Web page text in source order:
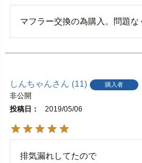
マフラー交換の為購入。問題な
しんちゃん 11 購入者
非公開
投稿日
2019/05/06
排気漏れしてたので